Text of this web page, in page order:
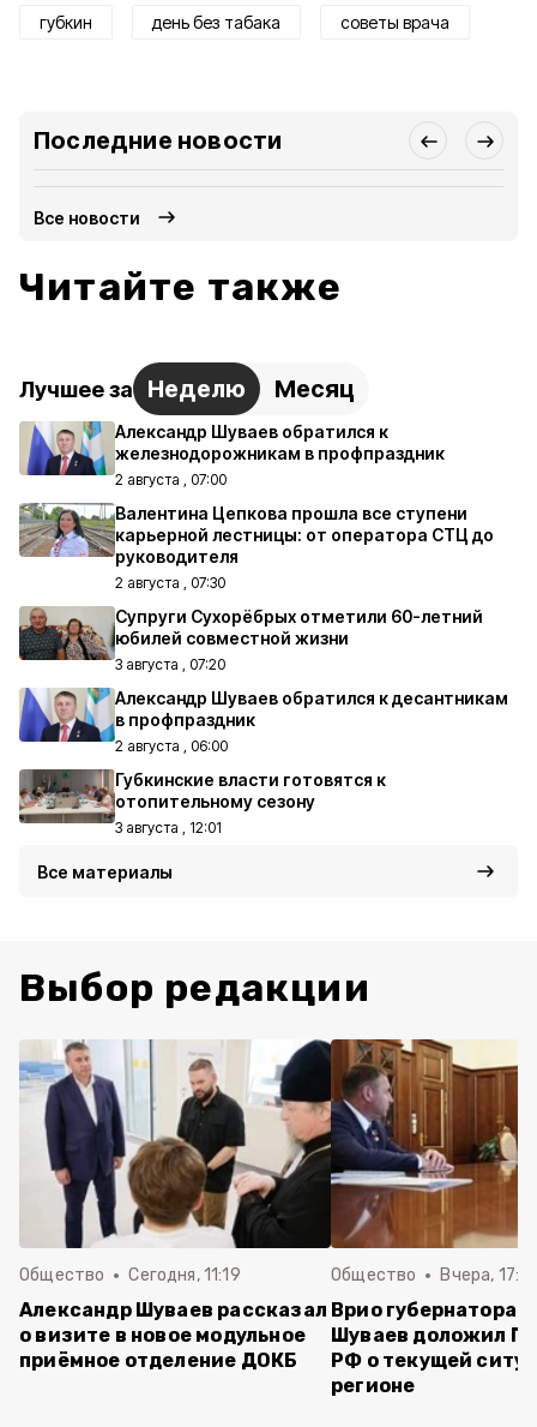
губкин день без табака советы врача
Последние новости
Все новости
Читайте также
Лучшее за Неделю Месяц
Александр Шуваев обратился к
железнодорожникам в профпраздник
2 августа , 07:00
Валентина Цепкова прошла все ступени
карьерной лестницы: от оператора СТЦ до
руководителя
2 августа , 07:30
Супруги Сухорёбрых отметили 60-летний
юбилей совместной жизни
3 августа , 07:20
Александр Шуваев обратился к десантникам
в профпраздник
2 августа , 06:00
Губкинские власти готовятся к
отопительному сезону
3 августа , 12:01
Все материалы
Выбор редакции
Общество Сегодня, 11:19
Александр Шуваев рассказал
о визите в новое модульное
приёмное отделение ДОКБ
Общество Вчера,
Врио губернатора
Шуваев доложил
РФ о текущей
регионе